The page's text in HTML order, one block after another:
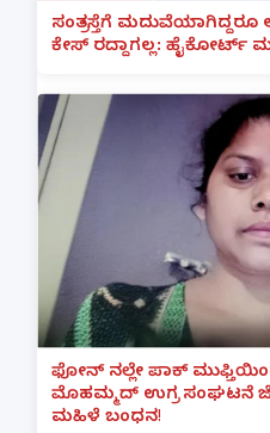
ಸಂತ್ರಸ್ತೆಗೆ
ಕೇಸ್ ರದ್ದಾಗಲ್ಲ: ಹೈಕೋರ್ಟ್
ಫೋನ್ ನಲ್ಲೇ ಪಾಕ್
ಮೊಹಮ್ಮದ್ ಉಗ್ರ ಸಂಘಟನೆ
ಮಹಿಳೆ ಬಂಧನ!